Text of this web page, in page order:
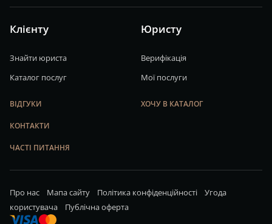
Клієнту
Знайти юриста
Каталог послуг
ВІДГУКИ
КОНТАКТИ
ЧАСТІ ПИТАННЯ
Юристу
Верифікація
Мої послуги
ХОЧУ В КАТАЛОГ
Про нас Мапа сайту Політика конфіденційності
Угода
користувача
Публічна оферта